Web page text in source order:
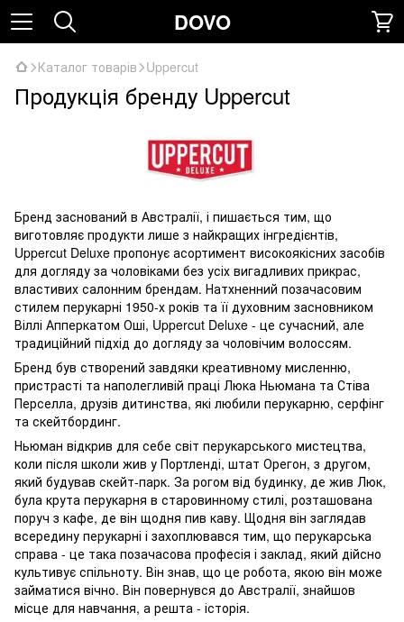
DOVO
Каталог товарів Uppercut
Продукція бренду Uppercut
Бренд заснований в Австралії, і пишається тим, що
виготовляє продукти лише з найкращих інгредієнтів,
Uppercut Deluxe пропонує асортимент високоякісних засобів
для догляду за чоловіками без усіх вигадливих прикрас,
властивих салонним брендам. Натхненний позачасовим
стилем перукарні 1950-х років та її духовним засновником
Віллі Апперкатом Оші, Uppercut Deluxe - це сучасний, але
традиційний підхід до догляду за чоловічим волоссям.
Бренд був створений завдяки креативному мисленню,
пристрасті та наполегливій праці Люка Ньюмана та Стіва
Перселла, друзів дитинства, які любили перукарню, серфінг
та скейтбординг.
Ньюман відкрив для себе світ перукарського мистецтва,
коли після школи жив у Портленді, штат Орегон, з другом,
який будував скейт-парк. За рогом від будинку, де жив Люк,
була крута перукарня в старовинному стилі, розташована
поруч з кафе, де він щодня пив каву. Щодня він заглядав
всередину перукарні і захоплювався тим, що перукарська
справа - це така позачасова професія і заклад, який дійсно
культивує спільноту. Він знав, що це робота, якою він може
займатися вічно. Він повернувся до Австралії, знайшов
місце для навчання, а решта - історія.